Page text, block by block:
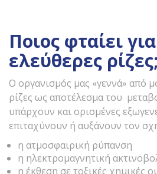
Ποιος φταίει
ελεύθερες ρίζες;
Ο οργανισμός μας «γεννά» από
ρίζες ως αποτέλεσμα του
υπάρχουν και ορισμένες
επιταχύνουν ή αυξάνουν τον
η ατμοσφαιρική ρύπανση
η ηλεκτρομαγνητική
η έκθεση σε τοξικές χημικές